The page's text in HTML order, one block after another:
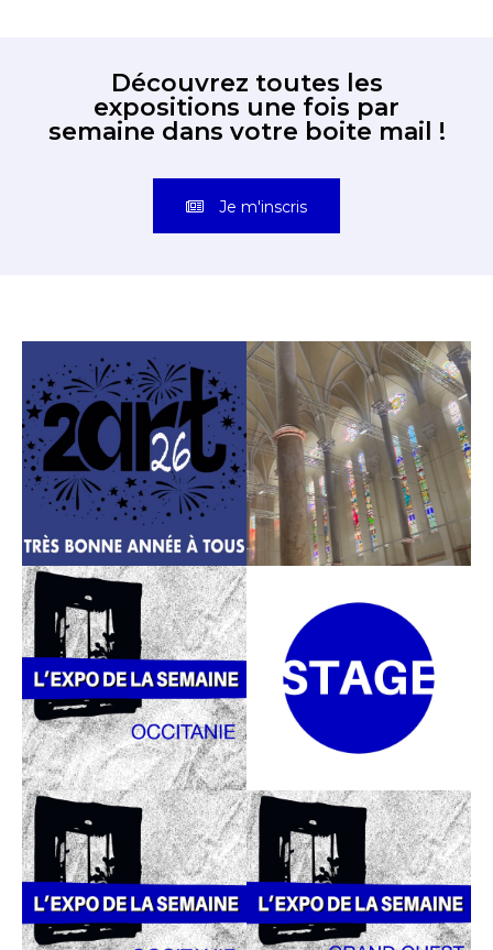
Découvrez toutes les
expositions une fois par
semaine dans votre boite mail !
Je m'inscris